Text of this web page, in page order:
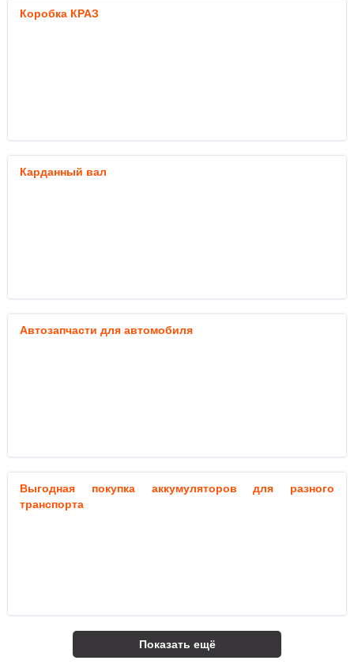
Коробка КРАЗ
Карданный вал
Автозапчасти для автомобиля
Выгодная покупка аккумуляторов для разного
транспорта
Показать ещё